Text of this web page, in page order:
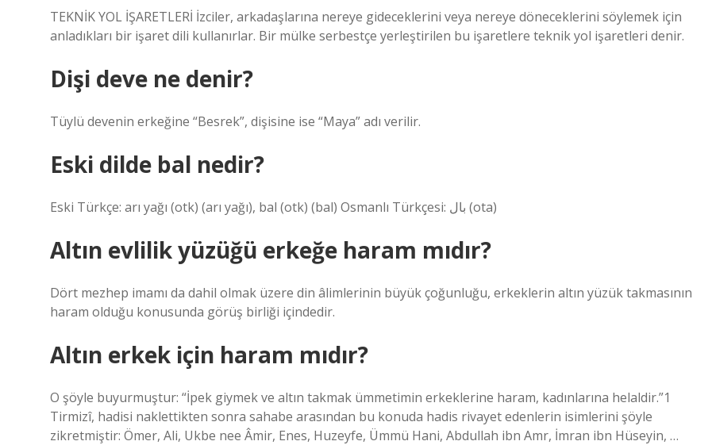
TEKNİK YOL İŞARETLERİ İzciler, arkadaşlarına nereye gideceklerini veya nereye döneceklerini söylemek için
anladıkları bir işaret dili kullanırlar. Bir mülke serbestçe yerleştirilen bu işaretlere teknik yol işaretleri denir.
Dişi deve ne denir?
Tüylü devenin erkeğine “Besrek”, dişisine ise “Maya” adı verilir.
Eski dilde bal nedir?
Eski Türkçe: arı yağı (otk) (arı yağı), bal (otk) (bal) Osmanlı Türkçesi: بال (ota)
Altın evlilik yüzüğü erkeğe haram mıdır?
Dört mezhep imamı da dahil olmak üzere din âlimlerinin büyük çoğunluğu, erkeklerin altın yüzük takmasının
haram olduğu konusunda görüş birliği içindedir.
Altın erkek için haram mıdır?
O şöyle buyurmuştur: “İpek giymek ve altın takmak ümmetimin erkeklerine haram, kadınlarına helaldir.”1
Tirmizî, hadisi naklettikten sonra sahabe arasından bu konuda hadis rivayet edenlerin isimlerini şöyle
zikretmiştir: Ömer, Ali, Ukbe nee Âmir, Enes, Huzeyfe, Ümmü Hani, Abdullah ibn Amr, İmran ibn Hüseyin, …